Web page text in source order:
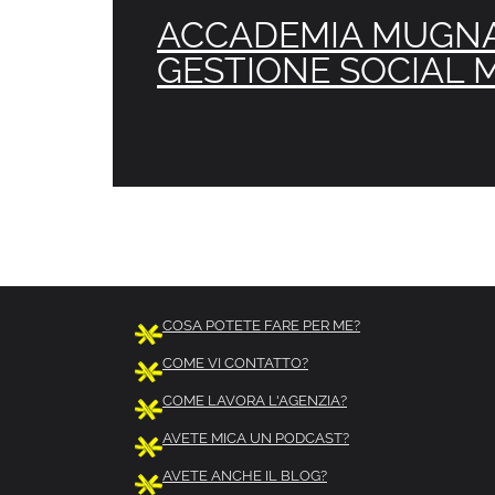
ACCADEMIA
GESTIONE SOCIAL
COSA POTETE FARE PER ME?
COME VI CONTATTO?
COME LAVORA L'AGENZIA?
AVETE MICA UN PODCAST?
AVETE ANCHE IL BLOG?